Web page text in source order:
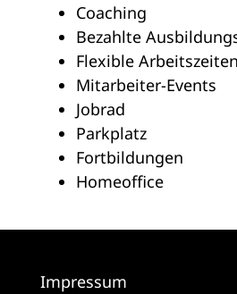
Coaching
Bezahlte
Flexible Arbeitszeiten
Mitarbeiter-Events
Jobrad
Parkplatz
Fortbildungen
Homeoffice
Impressum